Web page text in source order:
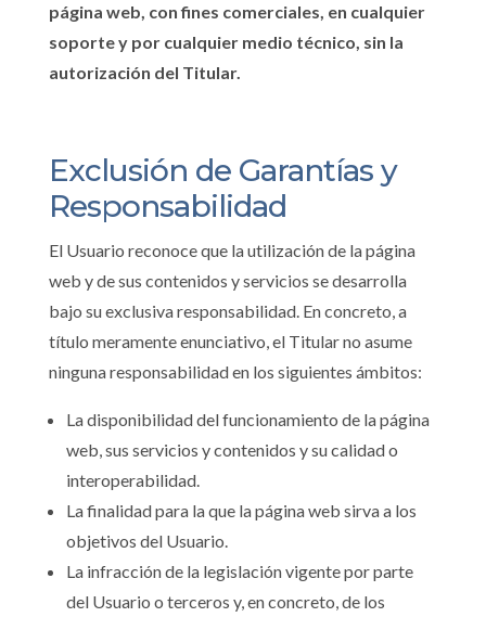
página web, con fines comerciales, en cualquier
soporte y por cualquier medio técnico, sin la
autorización del Titular.
Exclusión de Garantías y
Responsabilidad
El Usuario reconoce que la utilización de la página
web y de sus contenidos y servicios se desarrolla
bajo su exclusiva responsabilidad. En concreto, a
título meramente enunciativo, el Titular no asume
ninguna responsabilidad en los siguientes ámbitos:
La disponibilidad del funcionamiento de la página
web, sus servicios y contenidos y su calidad o
interoperabilidad.
La finalidad para la que la página web sirva a los
objetivos del Usuario.
La infracción de la legislación vigente por parte
del Usuario o terceros y, en concreto, de los